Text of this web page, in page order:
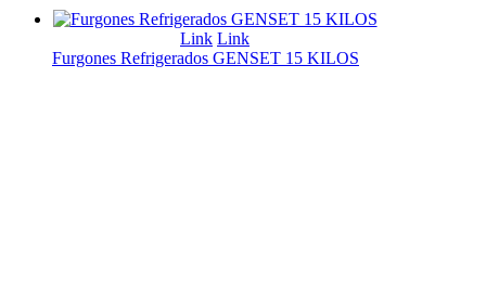
Link Link
Furgones Refrigerados GENSET 15 KILOS